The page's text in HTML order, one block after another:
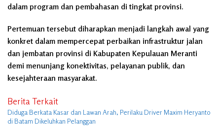
dalam program dan pembahasan di tingkat provinsi.
Pertemuan tersebut diharapkan menjadi langkah awal yang
konkret dalam mempercepat perbaikan infrastruktur jalan
dan jembatan provinsi di Kabupaten Kepulauan Meranti
demi menunjang konektivitas, pelayanan publik, dan
kesejahteraan masyarakat.
Berita Terkait
Diduga Berkata Kasar dan Lawan Arah, Perilaku Driver Maxim Heryanto
di Batam Dikeluhkan Pelanggan